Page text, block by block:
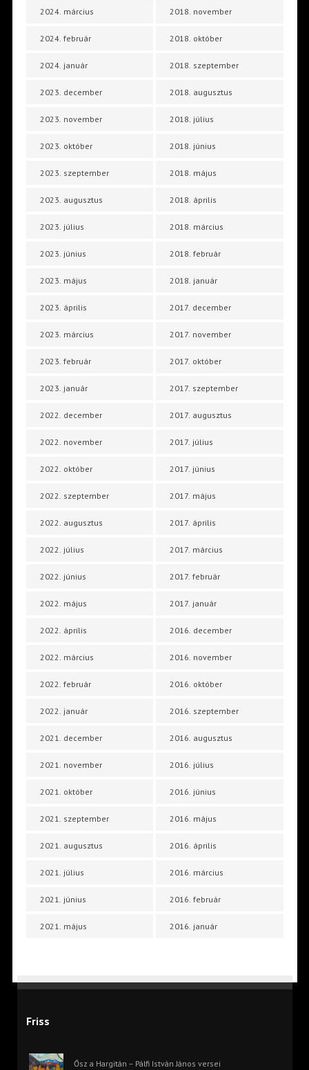
2024. március
2024. február
2024. január
2023. december
2023. november
2023. október
2023. szeptember
2023. augusztus
2023. július
2023. június
2023. május
2023. április
2023. március
2023. február
2023. január
2022. december
2022. november
2022. október
2022. szeptember
2022. augusztus
2022. július
2022. június
2022. május
2022. április
2022. március
2022. február
2022. január
2021. december
2021. november
2021. október
2021. szeptember
2021. augusztus
2021. július
2021. június
2021. május
2018. november
2018. október
2018. szeptember
2018. augusztus
2018. július
2018. június
2018. május
2018. április
2018. március
2018. február
2018. január
2017. december
2017. november
2017. október
2017. szeptember
2017. augusztus
2017. július
2017. június
2017. május
2017. április
2017. március
2017. február
2017. január
2016. december
2016. november
2016. október
2016. szeptember
2016. augusztus
2016. július
2016. június
2016. május
2016. április
2016. március
2016. február
2016. január
Friss
Ősz a Hargitán – Pálfi István János versei